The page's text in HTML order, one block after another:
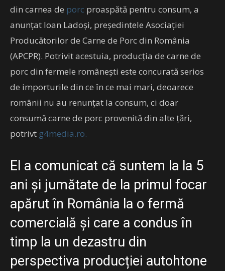
din carnea de porc proaspătă pentru consum, a
anunțat Ioan Ladoși, președintele Asociației
Producătorilor de Carne de Porc din România
(APCPR). Potrivit acestuia, producția de carne de
porc din fermele românești este concurată serios
de importurile din ce în ce mai mari, deoarece
românii nu au renunțat la consum, ci doar
consumă carne de porc provenită din alte țări,
potrivt g4media.ro.
El a comunicat că suntem la la 5
ani și jumătate de la primul focar
apărut în România la o fermă
comercială și care a condus în
timp la un dezastru din
perspectiva producției autohtone